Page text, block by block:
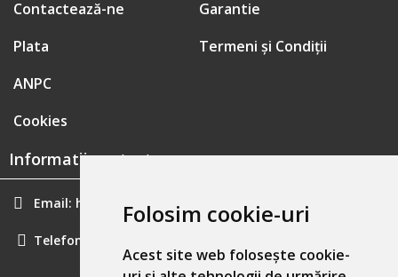
Folosim cookie-uri
Acest site web folosește cookie-
Contactează-ne
Plata
Garantie
Termeni și Condiții
ANPC
Cookies
Informatii contact:
Email: hainecomode@gmail.com
Telefon: